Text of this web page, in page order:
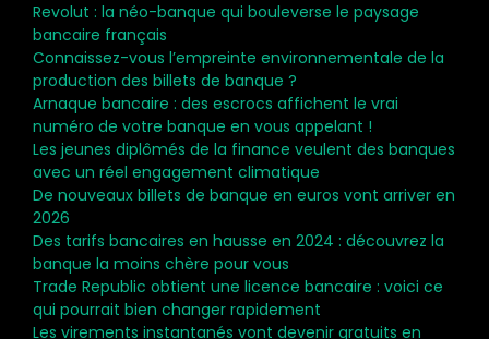
Revolut : la néo-banque qui bouleverse le paysage
bancaire français
Connaissez-vous l’empreinte environnementale de la
production des billets de banque ?
Arnaque bancaire : des escrocs affichent le vrai
numéro de votre banque en vous appelant !
Les jeunes diplômés de la finance veulent des banques
avec un réel engagement climatique
De nouveaux billets de banque en euros vont arriver en
2026
Des tarifs bancaires en hausse en 2024 : découvrez la
banque la moins chère pour vous
Trade Republic obtient une licence bancaire : voici ce
qui pourrait bien changer rapidement
Les virements instantanés vont devenir gratuits en